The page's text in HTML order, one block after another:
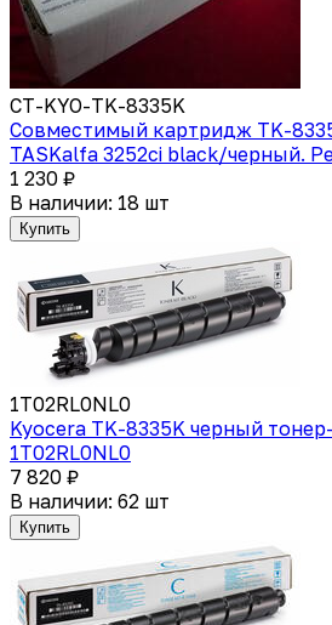
CT-KYO-TK-8335K
Совместимый картридж TK-
TASKalfa 3252ci black/черный.
1 230 ₽
В наличии: 18 шт
Купить
1T02RL0NL0
Kyocera TK-8335K черный
1T02RL0NL0
7 820 ₽
В наличии: 62 шт
Купить